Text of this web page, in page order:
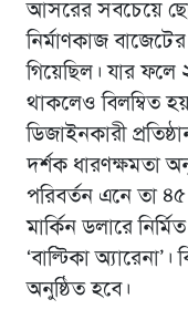
আসরের সবচেয়ে
নির্মাণকাজ
গিয়েছিল। যার
থাকলেও বিলম্বিত
ডিজাইনকারী
দর্শক ধারণক্ষমতা
পরিবর্তন এনে তা
মার্কিন ডলারে
‘বাল্টিকা
অনুষ্ঠিত হবে।